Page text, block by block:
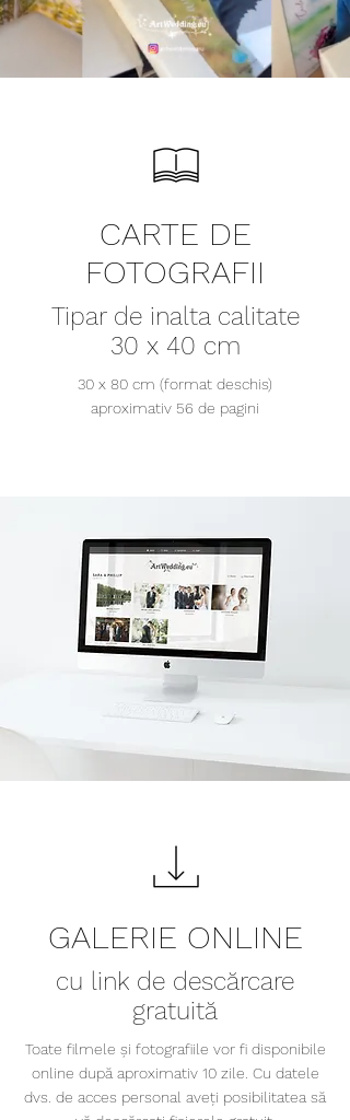
CARTE DE
FOTOGRAFII
Tipar de inalta calitate
30 x 40 cm
30 x 80 cm (format deschis)
aproximativ 56 de pagini
GALERIE ONLINE
cu link de descărcare
gratuită
Toate filmele și fotografiile vor fi disponibile
online după aproximativ 10 zile. Cu datele
dvs. de acces personal aveți posibilitatea să